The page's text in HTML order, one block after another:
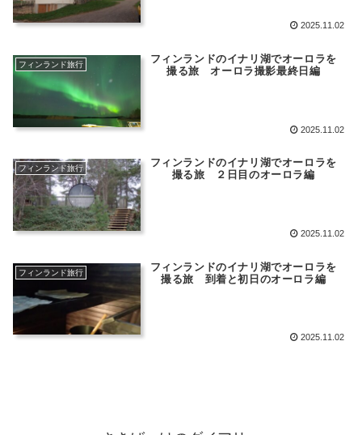
2025.11.02
フィンランド旅行
フィンランドのイナリ湖でオーロラを
撮る旅 オーロラ撮影最終日編
2025.11.02
フィンランド旅行
フィンランドのイナリ湖でオーロラを
撮る旅 ２日目のオーロラ編
2025.11.02
フィンランド旅行
フィンランドのイナリ湖でオーロラを
撮る旅 到着と初日のオーロラ編
2025.11.02